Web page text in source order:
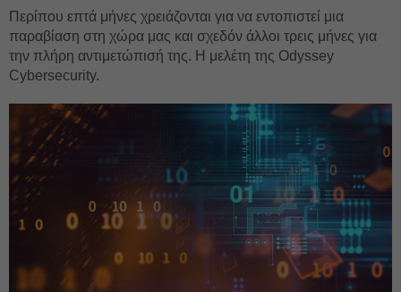
Περίπου επτά μήνες χρειάζονται για να εντοπιστεί μια
παραβίαση στη χώρα μας και σχεδόν άλλοι τρεις μήνες για
την πλήρη αντιμετώπισή της. Η μελέτη της Odyssey
Cybersecurity.